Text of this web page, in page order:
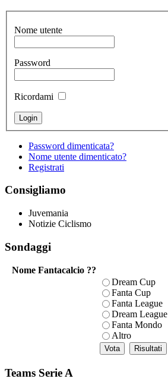
Nome utente
Password
Ricordami
Password dimenticata?
Nome utente dimenticato?
Registrati
Consigliamo
Juvemania
Notizie Ciclismo
Sondaggi
Nome Fantacalcio ??
Dream Cup
Fanta Cup
Fanta League
Dream League
Fanta Mondo
Altro
Teams Serie A